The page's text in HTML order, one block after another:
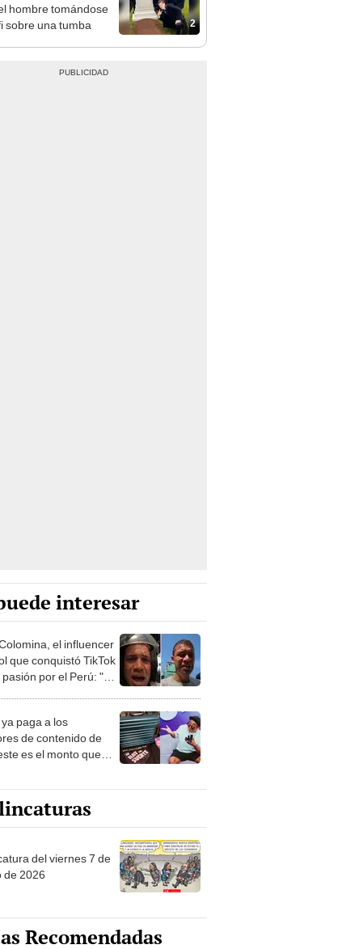
2
hombre tomándose
sobre una tumba
interesar
el influencer
que conquistó TikTok
por el Perú: "Mi
ya paga a los
de contenido de
es el monto que
del viernes 7 de
de 2026
Recomendadas